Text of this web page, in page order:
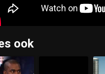
ook